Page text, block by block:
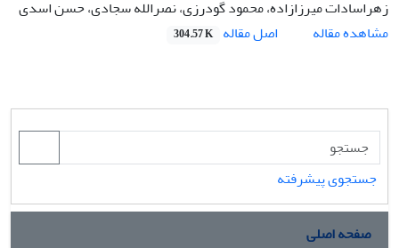
زهراسادات میرزازاده، محمود گودرزی، نصرالله سجادی، حسن اسدی
مشاهده مقاله
اصل مقاله 304.57 K
جستجوی پیشرفته
صفحه اصلی